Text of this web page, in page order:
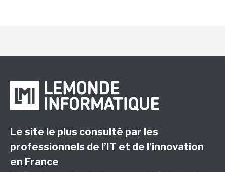
Le site le plus consulté par les
professionnels de l’IT et de l’innovation
en France